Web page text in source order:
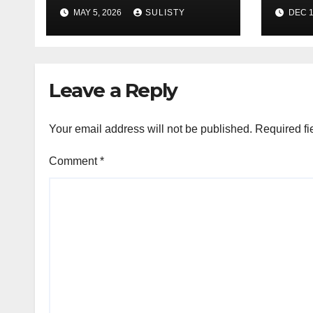
KABUPATEN
PRINGSEWU
MAY 5, 2026 SULISTY
2025
DEC
Leave a Reply
Your email address will not be published. Required
Comment*